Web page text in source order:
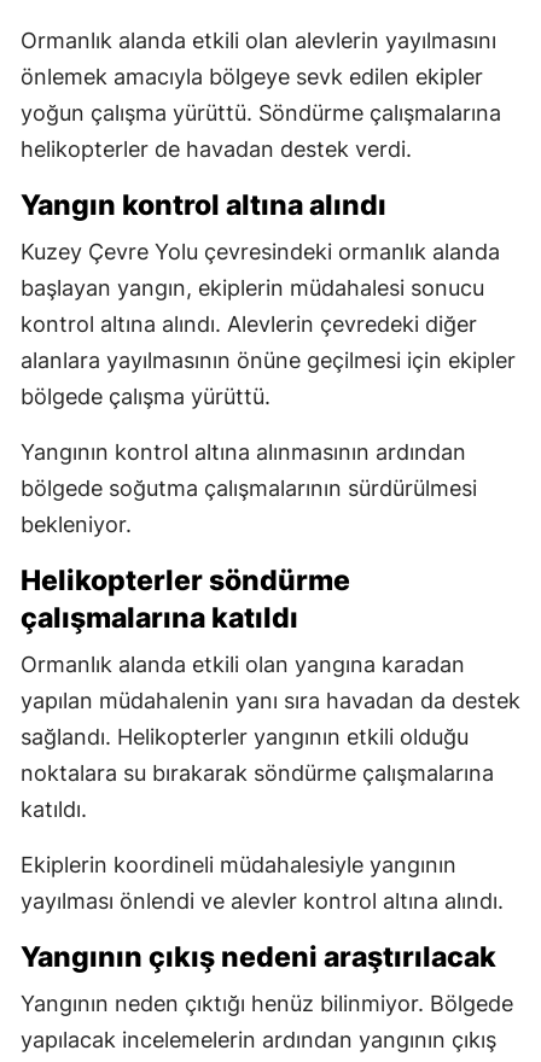
Ormanlık alanda etkili olan alevlerin yayılmasını
önlemek amacıyla bölgeye sevk edilen ekipler
yoğun çalışma yürüttü. Söndürme çalışmalarına
helikopterler de havadan destek verdi.
Yangın kontrol altına alındı
Kuzey Çevre Yolu çevresindeki ormanlık alanda
başlayan yangın, ekiplerin müdahalesi sonucu
kontrol altına alındı. Alevlerin çevredeki diğer
alanlara yayılmasının önüne geçilmesi için ekipler
bölgede çalışma yürüttü.
Yangının kontrol altına alınmasının ardından
bölgede soğutma çalışmalarının sürdürülmesi
bekleniyor.
Helikopterler söndürme
çalışmalarına katıldı
Ormanlık alanda etkili olan yangına karadan
yapılan müdahalenin yanı sıra havadan da destek
sağlandı. Helikopterler yangının etkili olduğu
noktalara su bırakarak söndürme çalışmalarına
katıldı.
Ekiplerin koordineli müdahalesiyle yangının
yayılması önlendi ve alevler kontrol altına alındı.
Yangının çıkış nedeni araştırılacak
Yangının neden çıktığı henüz bilinmiyor. Bölgede
yapılacak incelemelerin ardından yangının çıkış